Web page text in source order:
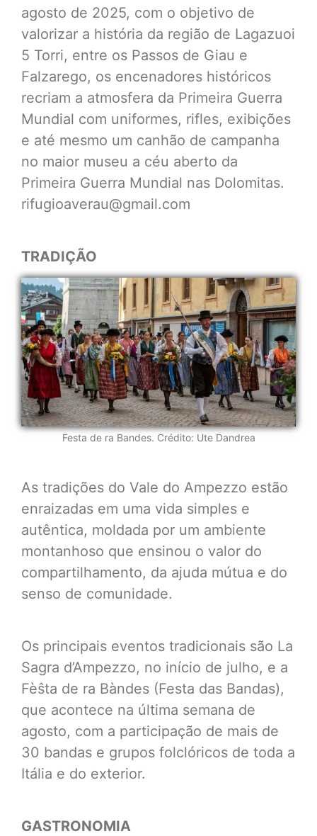
agosto de 2025, com o objetivo de
valorizar a história da região de Lagazuoi
5 Torri, entre os Passos de Giau e
Falzarego, os encenadores históricos
recriam a atmosfera da Primeira Guerra
Mundial com uniformes, rifles, exibições
e até mesmo um canhão de campanha
no maior museu a céu aberto da
Primeira Guerra Mundial nas Dolomitas.
rifugioaverau@gmail.com
TRADIÇÃO
Festa de ra Bandes. Crédito: Ute Dandrea
As tradições do Vale do Ampezzo estão
enraizadas em uma vida simples e
autêntica, moldada por um ambiente
montanhoso que ensinou o valor do
compartilhamento, da ajuda mútua e do
senso de comunidade.
Os principais eventos tradicionais são La
Sagra d’Ampezzo, no início de julho, e a
Fèŝta de ra Bàndes (Festa das Bandas),
que acontece na última semana de
agosto, com a participação de mais de
30 bandas e grupos folclóricos de toda a
Itália e do exterior.
GASTRONOMIA